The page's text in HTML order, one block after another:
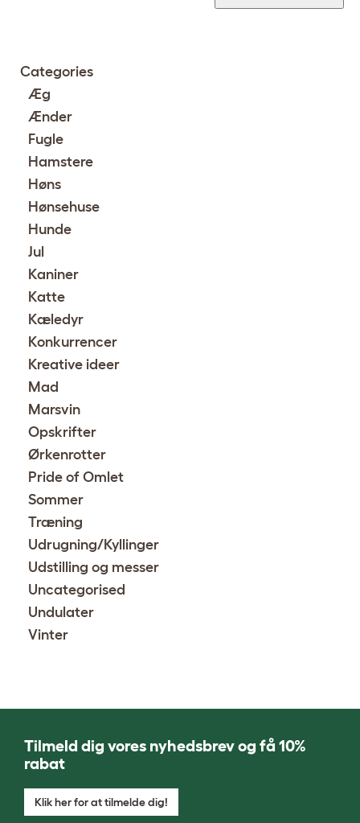
Categories
Æg
Ænder
Fugle
Hamstere
Høns
Hønsehuse
Hunde
Jul
Kaniner
Katte
Kæledyr
Konkurrencer
Kreative ideer
Mad
Marsvin
Opskrifter
Ørkenrotter
Pride of Omlet
Sommer
Træning
Udrugning/Kyllinger
Udstilling og messer
Uncategorised
Undulater
Vinter
Tilmeld dig vores nyhedsbrev og få 10%
rabat
Klik her for at tilmelde dig!